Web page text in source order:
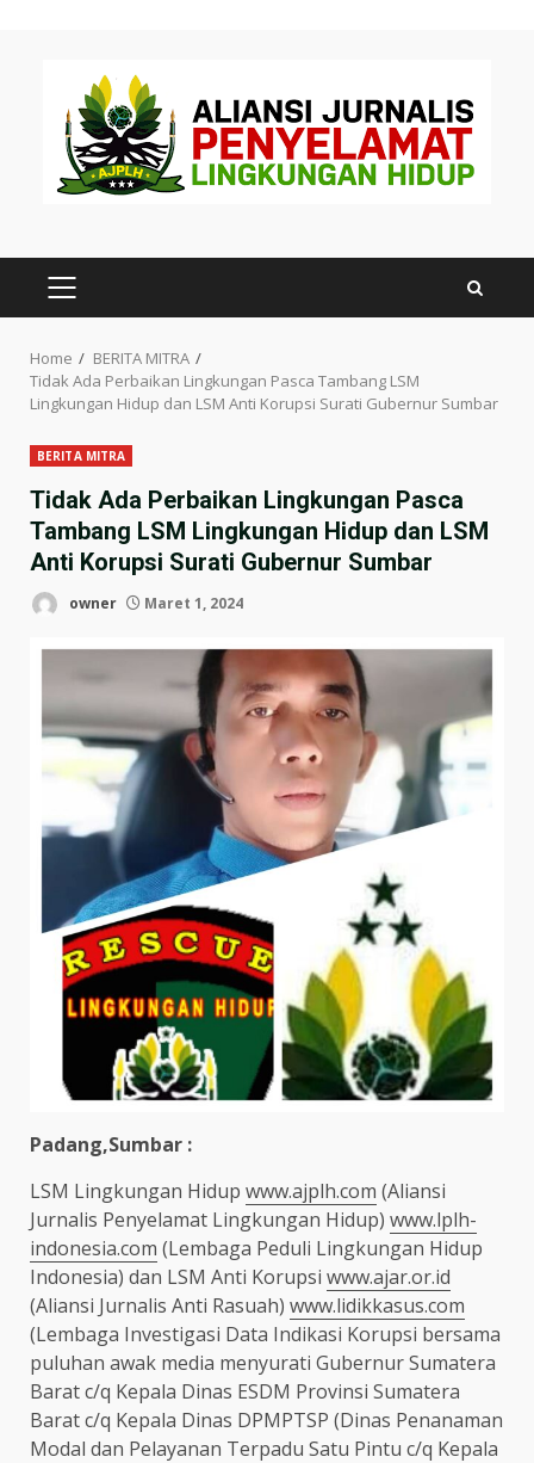
PRIMARY
Home
BERITA MITRA
Tidak Ada Perbaikan Lingkungan Pasca Tambang LSM
Lingkungan Hidup dan LSM Anti Korupsi Surati Gubernur Sumbar
BERITA MITRA
Tidak Ada Perbaikan Lingkungan Pasca
Tambang LSM Lingkungan Hidup dan LSM
Anti Korupsi Surati Gubernur Sumbar
owner Maret 1, 2024
Padang,Sumbar :
LSM Lingkungan Hidup www.ajplh.com (Aliansi
Jurnalis Penyelamat Lingkungan Hidup) www.lplh-
indonesia.com (Lembaga Peduli Lingkungan Hidup
Indonesia) dan LSM Anti Korupsi www.ajar.or.id
(Aliansi Jurnalis Anti Rasuah) www.lidikkasus.com
(Lembaga Investigasi Data Indikasi Korupsi bersama
puluhan awak media menyurati Gubernur Sumatera
Barat c/q Kepala Dinas ESDM Provinsi Sumatera
Barat c/q Kepala Dinas DPMPTSP (Dinas Penanaman
Modal dan Pelayanan Terpadu Satu Pintu c/q Kepala